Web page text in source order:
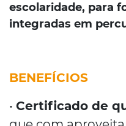
escolaridade, para
integradas em
BENEFÍCIOS
• Certificado de